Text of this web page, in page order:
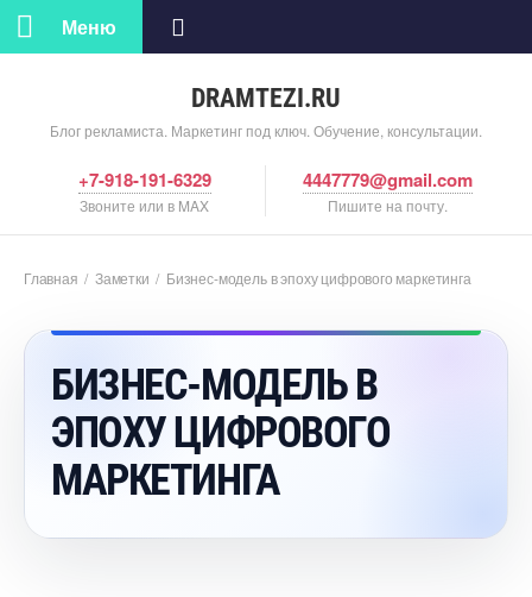
DRAMTEZI.RU
Блог рекламиста. Маркетинг под ключ. Обучение, консультации.
Меню
+7-918-191-6329
Звоните или в MAX
4447779@gmail.com
Пишите на почту.
Главная / Заметки / Бизнес-модель в эпоху цифрового маркетинга
БИЗНЕС-МОДЕЛЬ
ЭПОХУ ЦИФРОВОГО
МАРКЕТИНГА